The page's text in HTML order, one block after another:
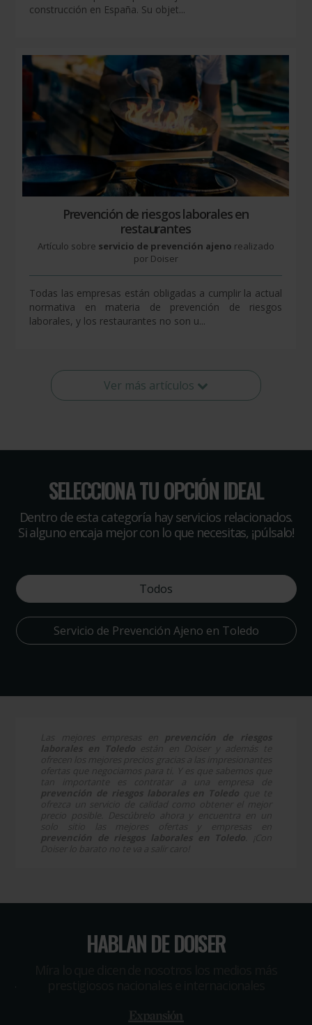
construcción en España. Su objet...
Prevención de riesgos laborales en
restaurantes
Artículo sobre servicio de prevención ajeno realizado
por Doiser
Todas las empresas están obligadas a cumplir la actual
normativa en materia de prevención de riesgos
laborales, y los restaurantes no son u...
Ver más artículos
SELECCIONA TU OPCIÓN IDEAL
Dentro de esta categoría hay servicios relacionados.
Si alguno encaja mejor con lo que necesitas, ¡púlsalo!
Todos
Servicio de Prevención Ajeno en Toledo
HABLAN DE DOISER